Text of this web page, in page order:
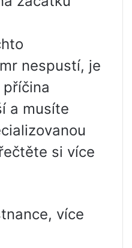
nespustí, je
a musíte
si více
více